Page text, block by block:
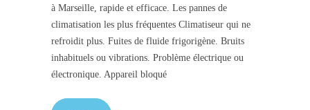
à Marseille, rapide et efficace. Les pannes de
climatisation les plus fréquentes Climatiseur qui ne
refroidit plus. Fuites de fluide frigorigène. Bruits
inhabituels ou vibrations. Problème électrique ou
électronique. Appareil bloqué